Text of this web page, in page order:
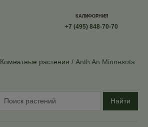
КАЛИФОРНИЯ
+7 (495) 848-70-70
Комнатные растения
Anth An Minnesota
Найти